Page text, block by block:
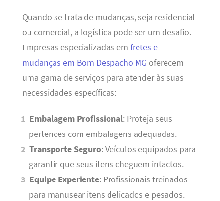
Quando se trata de mudanças, seja residencial
ou comercial, a logística pode ser um desafio.
Empresas especializadas em fretes e
mudanças em Bom Despacho MG oferecem
uma gama de serviços para atender às suas
necessidades específicas:
Embalagem Profissional: Proteja seus
pertences com embalagens adequadas.
Transporte Seguro: Veículos equipados para
garantir que seus itens cheguem intactos.
Equipe Experiente: Profissionais treinados
para manusear itens delicados e pesados.